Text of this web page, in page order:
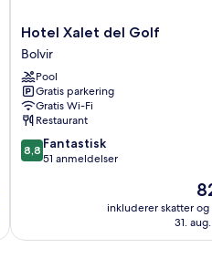
Hotel
Xalet
del
Golf
Bolvir
Hotel Xalet del Golf
Bolvir
Pool
Gratis parkering
Gratis Wi-Fi
Restaurant
8.8
ud
anmeldelser
8,8 Fantastisk
51 anmeldelser
er
inkluderer skatter
31.